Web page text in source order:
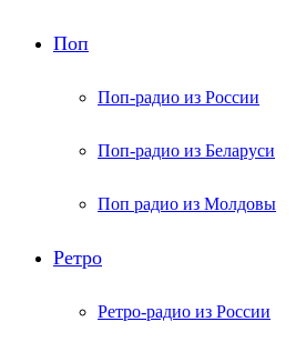
Поп
Поп-радио из России
Поп-радио из Беларуси
Поп радио из Молдовы
Ретро
Ретро-радио из России